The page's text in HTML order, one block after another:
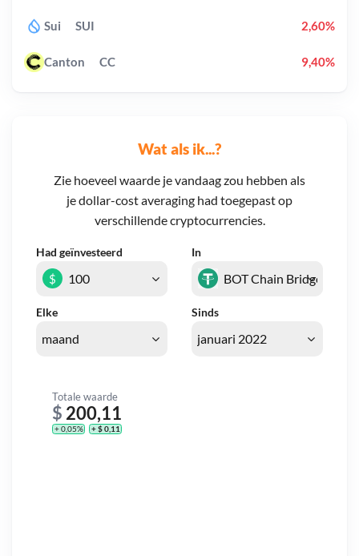
Wat als ik...?
Zie hoeveel waarde je vandaag zou hebben als
je dollar-cost averaging had toegepast op
verschillende cryptocurrencies.
Had geïnvesteerd In
Elke Sinds
$
Totale waarde
$ 200,11
+ 0,05% + $ 0,11
Sui SUI 2,60%
Canton CC 9,40%